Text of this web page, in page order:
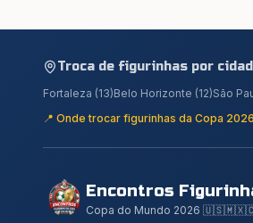
Troca de figurinhas por
Fortaleza (13)Belo Horizonte (12)São
📍 Onde trocar figurinhas da Copa
Encontros
Copa do Mundo 2026